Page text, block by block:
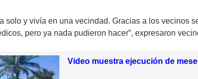
solo y vivía en una vecindad. Gracias a los
pero ya nada pudieron hacer”, expresaron
Video muestra ejecución de